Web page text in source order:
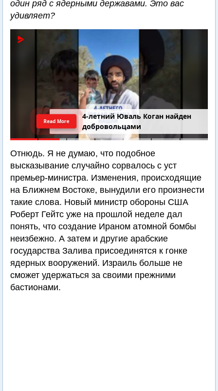
один ряд с ядерными державами. Это вас
удивляет?
4-летний Юваль Коган найден
добровольцами
Read More
Отнюдь. Я не думаю, что подобное
высказывание случайно сорвалось с уст
премьер-министра. Изменения, происходящие
на Ближнем Востоке, вынудили его произнести
такие слова. Новый министр обороны США
Роберт Гейтс уже на прошлой неделе дал
понять, что создание Ираном атомной бомбы
неизбежно. А затем и другие арабские
государства Залива присоединятся к гонке
ядерных вооружений. Израиль больше не
сможет удержаться за своими прежними
бастионами.